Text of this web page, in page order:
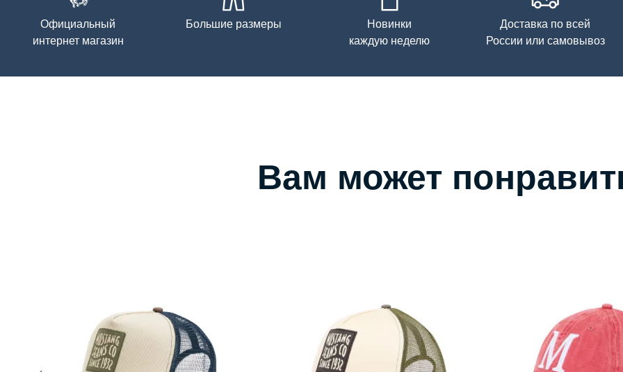
Официальный
интернет магазин
Большие размеры
Новинки
каждую неделю
Доставка по всей
России или самовывоз
Вам может